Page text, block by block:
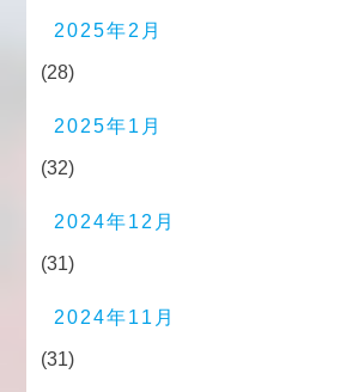
2025年2月
(28)
2025年1月
(32)
2024年12月
(31)
2024年11月
(31)